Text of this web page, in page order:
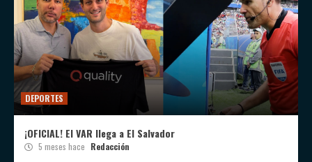
DEPORTES
¡OFICIAL! El VAR llega a El Salvador
5 meses hace Redacción